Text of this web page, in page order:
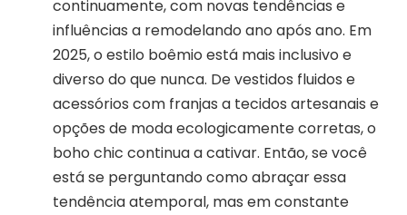
continuamente, com novas tendências e
influências a remodelando ano após ano. Em
2025, o estilo boêmio está mais inclusivo e
diverso do que nunca. De vestidos fluidos e
acessórios com franjas a tecidos artesanais e
opções de moda ecologicamente corretas, o
boho chic continua a cativar. Então, se você
está se perguntando como abraçar essa
tendência atemporal, mas em constante